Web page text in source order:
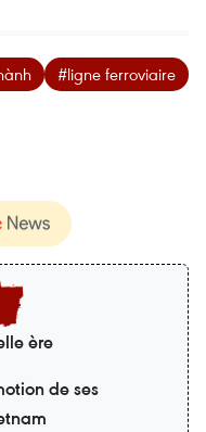
#ligne ferroviaire
ère
de ses